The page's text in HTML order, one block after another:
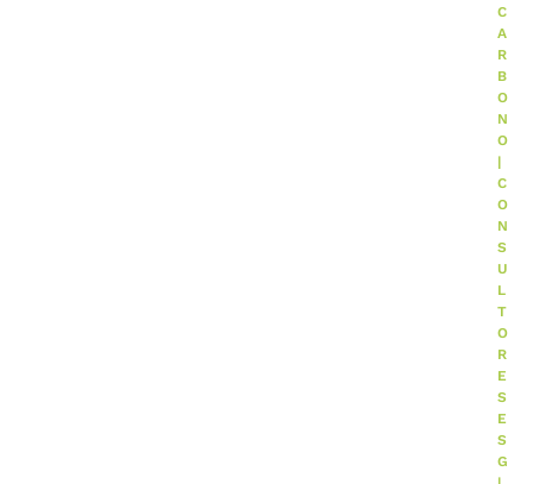
C
A
R
B
O
N
O
|
C
O
N
S
U
L
T
O
R
E
S
E
S
G